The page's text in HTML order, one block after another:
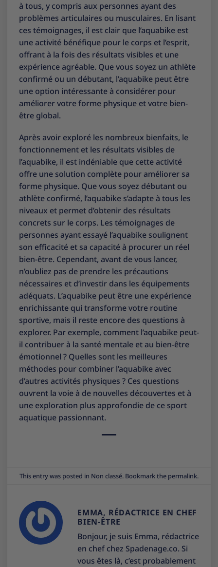
à tous, y compris aux personnes ayant des
problèmes articulaires ou musculaires. En lisant
ces témoignages, il est clair que l’aquabike est
une activité bénéfique pour le corps et l’esprit,
offrant à la fois des résultats visibles et une
expérience agréable. Que vous soyez un athlète
confirmé ou un débutant, l’aquabike peut être
une option intéressante à considérer pour
améliorer votre forme physique et votre bien-
être global.
Après avoir exploré les nombreux bienfaits, le
fonctionnement et les résultats visibles de
l’aquabike, il est indéniable que cette activité
offre une solution complète pour améliorer sa
forme physique. Que vous soyez débutant ou
athlète confirmé, l’aquabike s’adapte à tous les
niveaux et permet d’obtenir des résultats
concrets sur le corps. Les témoignages de
personnes ayant essayé l’aquabike soulignent
son efficacité et sa capacité à procurer un réel
bien-être. Cependant, avant de vous lancer,
n’oubliez pas de prendre les précautions
nécessaires et d’investir dans les équipements
adéquats. L’aquabike peut être une expérience
enrichissante qui transforme votre routine
sportive, mais il reste encore des questions à
explorer. Par exemple, comment l’aquabike peut-
il contribuer à la santé mentale et au bien-être
émotionnel ? Quelles sont les meilleures
méthodes pour combiner l’aquabike avec
d’autres activités physiques ? Ces questions
ouvrent la voie à de nouvelles découvertes et à
une exploration plus approfondie de ce sport
aquatique passionnant.
This entry was posted in Non classé. Bookmark the permalink.
EMMA, RÉDACTRICE EN CHEF
BIEN-ÊTRE
Bonjour, je suis Emma, rédactrice
en chef chez Spadenage.co. Si
vous êtes là, c’est probablement